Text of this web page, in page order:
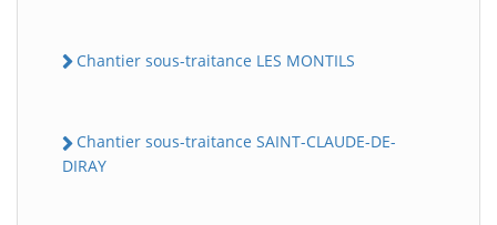
Chantier sous-traitance LES MONTILS
Chantier sous-traitance SAINT-CLAUDE-DE-
DIRAY